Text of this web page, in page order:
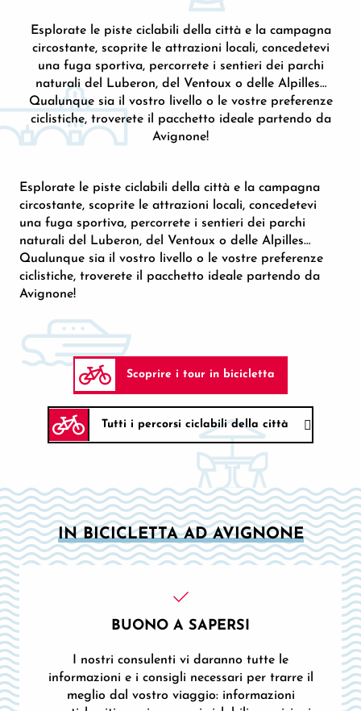
Esplorate le piste ciclabili della città e la campagna
circostante, scoprite le attrazioni locali, concedetevi
una fuga sportiva, percorrete i sentieri dei parchi
naturali del Luberon, del Ventoux o delle Alpilles…
Qualunque sia il vostro livello o le vostre preferenze
ciclistiche, troverete il pacchetto ideale partendo da
Avignone!
Esplorate le piste ciclabili della città e la campagna
circostante, scoprite le attrazioni locali, concedetevi
una fuga sportiva, percorrete i sentieri dei parchi
naturali del Luberon, del Ventoux o delle Alpilles…
Qualunque sia il vostro livello o le vostre preferenze
ciclistiche, troverete il pacchetto ideale partendo da
Avignone!
Scoprire i tour in bicicletta
Tutti i percorsi ciclabili della città
IN BICICLETTA AD AVIGNONE
BUONO A SAPERSI
I nostri consulenti vi daranno tutte le
informazioni e i consigli necessari per trarre il
meglio dal vostro viaggio: informazioni